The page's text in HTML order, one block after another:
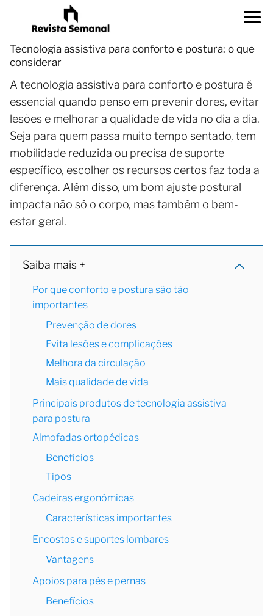
Tecnologia assistiva para conforto e postura: o que
considerar
A tecnologia assistiva para conforto e postura é
essencial quando penso em prevenir dores, evitar
lesões e melhorar a qualidade de vida no dia a dia.
Seja para quem passa muito tempo sentado, tem
mobilidade reduzida ou precisa de suporte
específico, escolher os recursos certos faz toda a
diferença. Além disso, um bom ajuste postural
impacta não só o corpo, mas também o bem-
estar geral.
Saiba mais +
Por que conforto e postura são tão
importantes
Prevenção de dores
Evita lesões e complicações
Melhora da circulação
Mais qualidade de vida
Principais produtos de tecnologia assistiva
para postura
Almofadas ortopédicas
Benefícios
Tipos
Cadeiras ergonômicas
Características importantes
Encostos e suportes lombares
Vantagens
Apoios para pés e pernas
Benefícios